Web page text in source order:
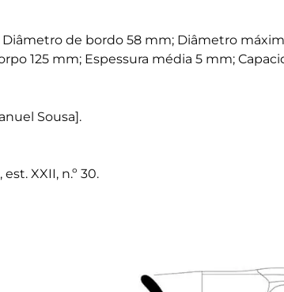
Diâmetro de bordo 58 mm; Diâmetro
125 mm; Espessura média 5 mm;
Sousa].
est. XXII, n.º 30.